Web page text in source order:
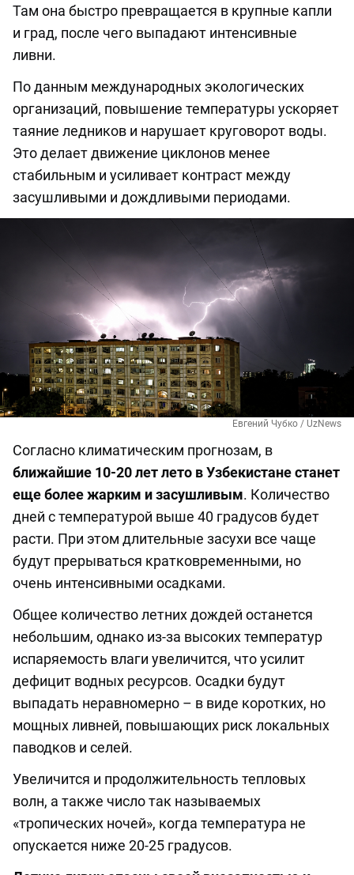
Там она быстро превращается в крупные капли
и град, после чего выпадают интенсивные
ливни.
По данным международных экологических
организаций, повышение температуры ускоряет
таяние ледников и нарушает круговорот воды.
Это делает движение циклонов менее
стабильным и усиливает контраст между
засушливыми и дождливыми периодами.
Евгений Чубко / UzNews
Согласно климатическим прогнозам, в
ближайшие 10-20 лет лето в Узбекистане станет
еще более жарким и засушливым. Количество
дней с температурой выше 40 градусов будет
расти. При этом длительные засухи все чаще
будут прерываться кратковременными, но
очень интенсивными осадками.
Общее количество летних дождей останется
небольшим, однако из-за высоких температур
испаряемость влаги увеличится, что усилит
дефицит водных ресурсов. Осадки будут
выпадать неравномерно – в виде коротких, но
мощных ливней, повышающих риск локальных
паводков и селей.
Увеличится и продолжительность тепловых
волн, а также число так называемых
«тропических ночей», когда температура не
опускается ниже 20-25 градусов.